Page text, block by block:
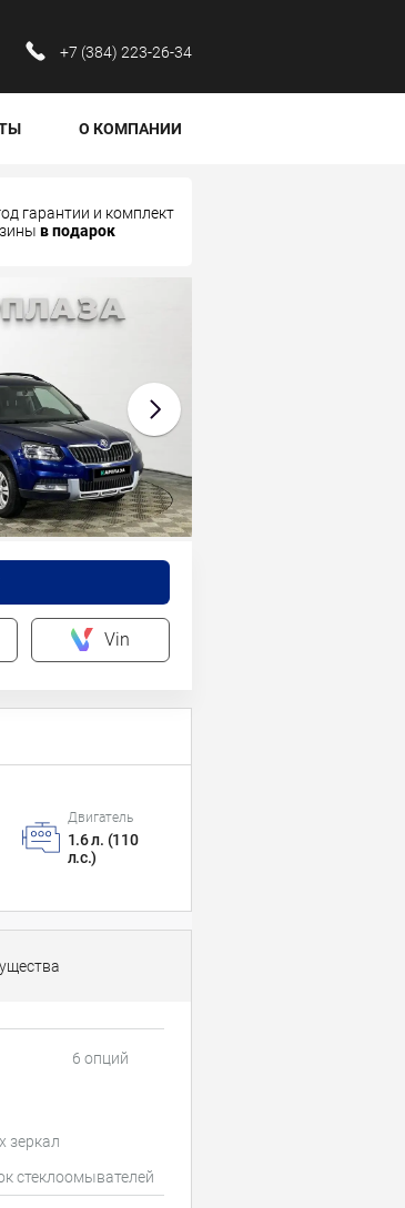
‪+7 (384) 223-26-34‬
О КОМПАНИИ
гарантии и комплект
в подарок
Vin
Двигатель
1.6 л. (110
л.с.)
6 опций
зеркал
стеклоомывателей